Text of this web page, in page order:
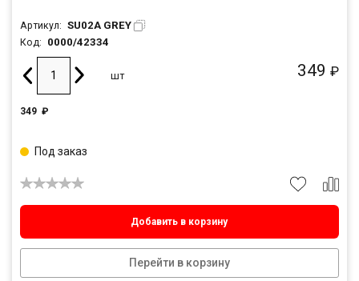
Артикул: SU02A GREY
Код: 0000/42334
349 ₽
шт
349 ₽
Добавить в корзину
Перейти в корзину
Под заказ